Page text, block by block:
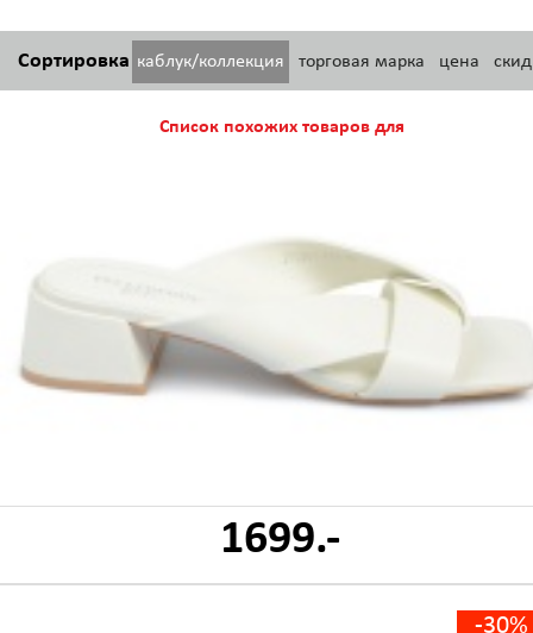
Сортировка каблук/коллекция торговая марка цена
Список похожих товаров для
1699.-
-30%